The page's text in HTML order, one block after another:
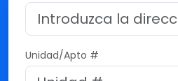
Unidad/Apto #